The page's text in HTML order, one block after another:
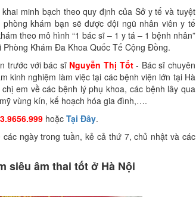
minh bạch theo quy định của Sở y tế và tuyệt
khám bạn sẽ được đội ngũ nhân viên y tế
theo mô hình “1 bác sĩ – 1 y tá – 1 bệnh nhân”
Khám Đa Khoa Quốc Tế Cộng Đồng.
trước với bác sĩ Nguyễn Thị Tốt- Bác sĩ chuyên
kinh nghiệm làm việc tại các bệnh viện lớn tại Hà
em về các bệnh lý phụ khoa, các bệnh lây qua
vùng kín, kế hoạch hóa gia đình,….
hoặc Tại Đây.
ngày trong tuần, kẻ cả thứ 7, chủ nhật và các
siêu âm thai tốt ở Hà Nội